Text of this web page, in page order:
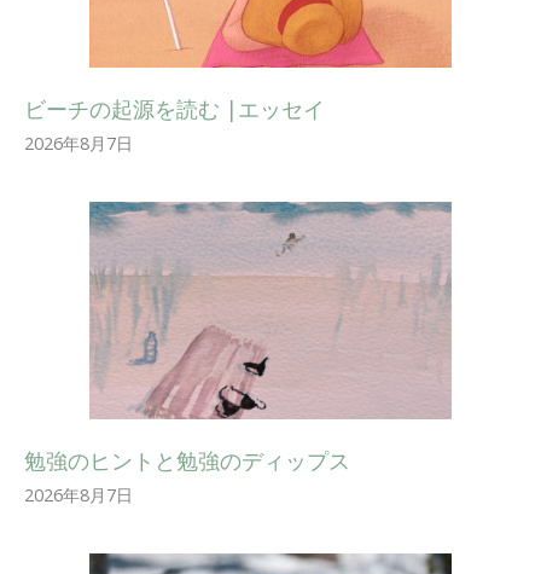
ビーチの起源を読む |エッセイ
2026年8月7日
勉強のヒントと勉強のディップス
2026年8月7日